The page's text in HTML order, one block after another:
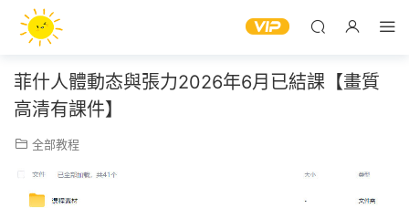
菲什人體動态與張力2026年6月已結課【畫質
高清有課件】
全部教程